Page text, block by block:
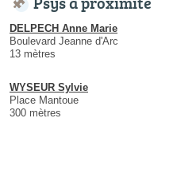
DELPECH Anne Marie
Boulevard Jeanne d'Arc
13 mètres
WYSEUR Sylvie
Place Mantoue
300 mètres